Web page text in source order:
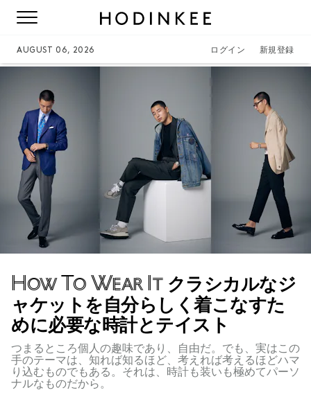
AUGUST 06, 2026 ログイン 新規登録
How To Wear Itクラシカルなジ
ャケットを自分らしく着こなすた
めに必要な時計とテイスト
つまるところ個人の趣味であり、自由だ。でも、実はこの
手のテーマは、知れば知るほど、考えれば考えるほどハマ
り込むものでもある。それは、時計も装いも極めてパーソ
ナルなものだから。